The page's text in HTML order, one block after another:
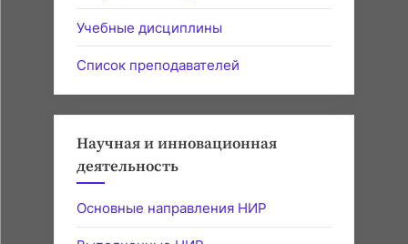
Учебные дисциплины
Список преподавателей
Научная и инновационная
деятельность
Основные направления НИР